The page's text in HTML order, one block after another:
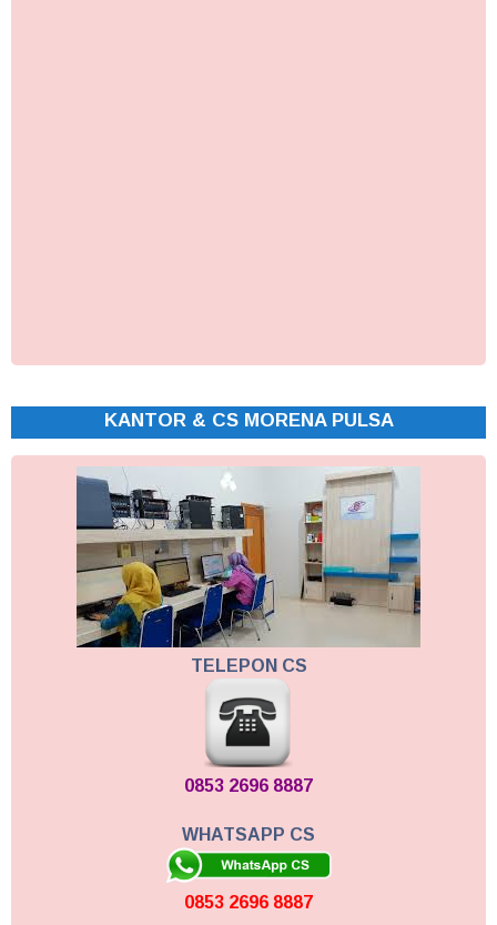
KANTOR & CS MORENA PULSA
TELEPON CS
0853 2696 8887
WHATSAPP CS
0853 2696 8887